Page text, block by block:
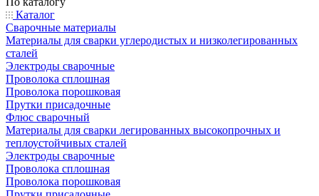
Каталог
Сварочные материалы
Материалы для сварки углеродистых и низколегированных
сталей
Электроды сварочные
Проволока сплошная
Проволока порошковая
Прутки присадочные
Флюс сварочный
Материалы для сварки легированных высокопрочных и
теплоустойчивых сталей
Электроды сварочные
Проволока сплошная
Проволока порошковая